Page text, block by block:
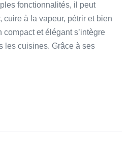
fonctionnalités, il peut
cuire à la vapeur, pétrir et bien
et élégant s’intègre
les cuisines. Grâce à ses